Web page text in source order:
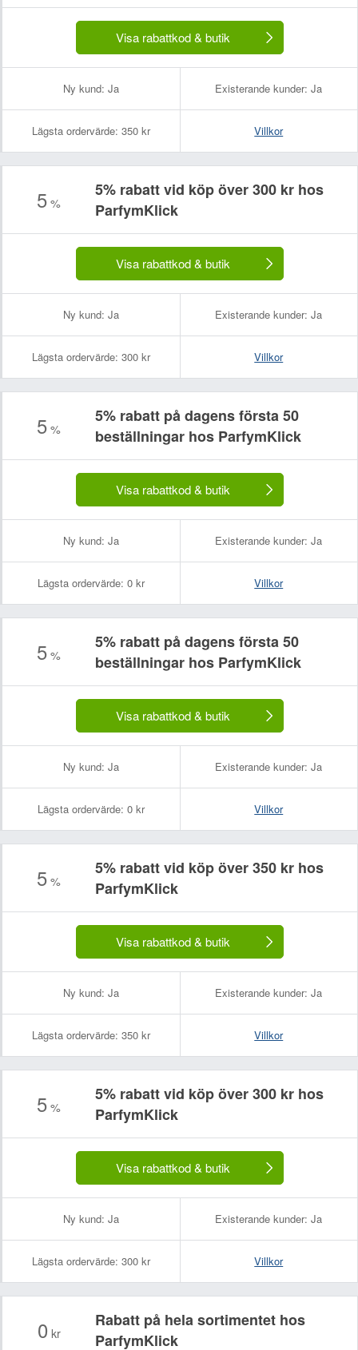
Visa rabattkod & butik
Ny kund: Ja Existerande kunder: Ja
Lägsta ordervärde: 350 kr Villkor
5%
5% rabatt vid köp över 300 kr hos
ParfymKlick
Visa rabattkod & butik
Ny kund: Ja Existerande kunder: Ja
Lägsta ordervärde: 300 kr Villkor
5%
5% rabatt på dagens första 50
beställningar hos ParfymKlick
Visa rabattkod & butik
Ny kund: Ja Existerande kunder: Ja
Lägsta ordervärde: 0 kr Villkor
5%
5% rabatt på dagens första 50
beställningar hos ParfymKlick
Visa rabattkod & butik
Ny kund: Ja Existerande kunder: Ja
Lägsta ordervärde: 0 kr Villkor
5%
5% rabatt vid köp över 350 kr hos
ParfymKlick
Visa rabattkod & butik
Ny kund: Ja Existerande kunder: Ja
Lägsta ordervärde: 350 kr Villkor
5%
5% rabatt vid köp över 300 kr hos
ParfymKlick
Visa rabattkod & butik
Ny kund: Ja Existerande kunder: Ja
Lägsta ordervärde: 300 kr Villkor
0 kr
Rabatt på hela sortimentet hos
ParfymKlick